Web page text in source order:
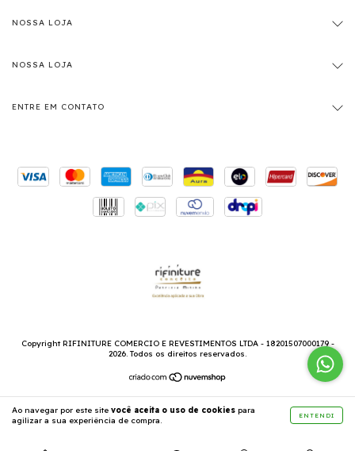
Ao navegar por este site você aceita o uso de cookies para
agilizar a sua experiência de compra.
ENTENDI
NOSSA LOJA
NOSSA LOJA
ENTRE EM CONTATO
Copyright RIFINITURE COMERCIO E REVESTIMENTOS LTDA - 18201507000179 -
2026. Todos os direitos reservados.